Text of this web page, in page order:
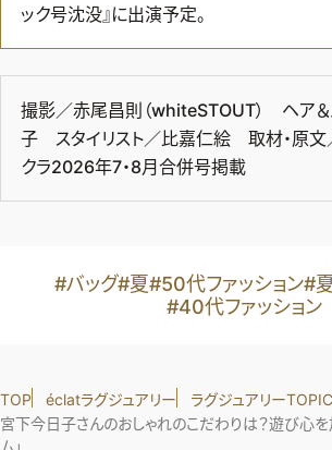
ック号沈没』に出演予定。
撮影／赤尾昌則（whiteSTOUT） ヘア
子 スタイリスト／比嘉仁絵 取材・原
クラ2026年7・8月合併号掲載
#バッグ#夏#50代ファッション#
#40代ファッション
TOP éclatラグジュアリー
ラグジュアリー
宮下今日子さんのおしゃれのこだわりは？遊び心を